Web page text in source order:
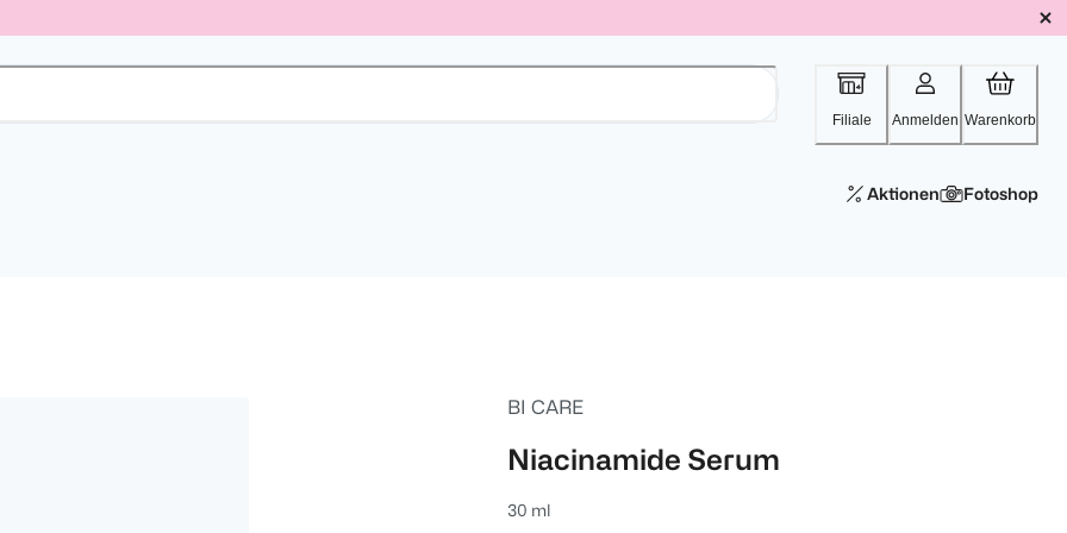
Filiale Anmelden Warenkorb
Aktionen Fotoshop
BI CARE
Niacinamide Serum
30 ml